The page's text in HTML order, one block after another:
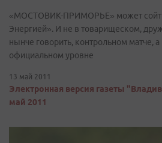
«МОСТОВИК-ПРИМОРЬЕ» может
Энергией». И не в товарищеском,
нынче говорить, контрольном матче, а
официальном уровне
13 май 2011
Электронная версия газеты
май 2011